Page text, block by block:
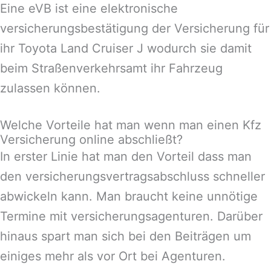
Eine eVB ist eine elektronische
versicherungsbestätigung der Versicherung für
ihr Toyota Land Cruiser J wodurch sie damit
beim Straßenverkehrsamt ihr Fahrzeug
zulassen können.
Welche Vorteile hat man wenn man einen Kfz
Versicherung online abschließt?
In erster Linie hat man den Vorteil dass man
den versicherungsvertragsabschluss schneller
abwickeln kann. Man braucht keine unnötige
Termine mit versicherungsagenturen. Darüber
hinaus spart man sich bei den Beiträgen um
einiges mehr als vor Ort bei Agenturen.